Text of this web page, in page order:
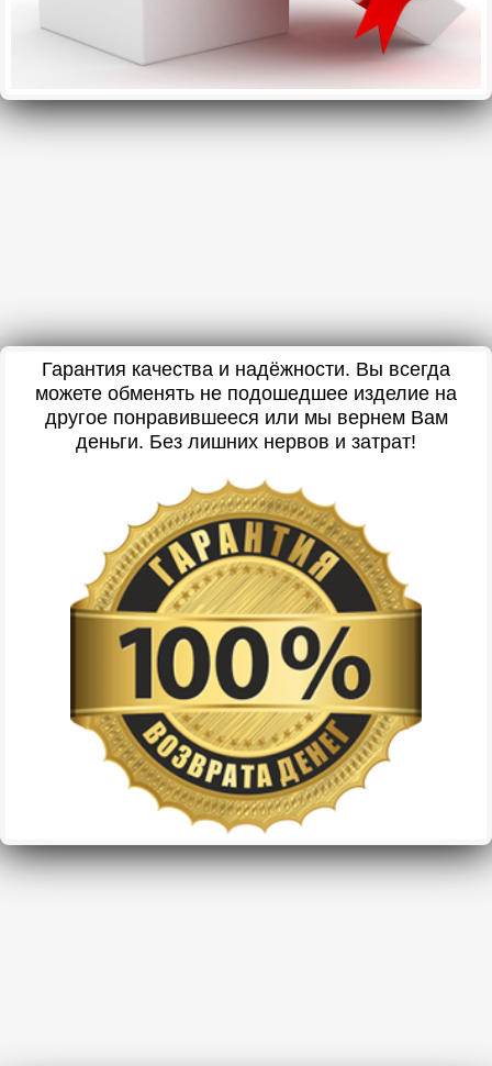
Гарантия качества и надёжности. Вы всегда
можете обменять не подошедшее изделие на
другое понравившееся или мы вернем Вам
деньги. Без лишних нервов и затрат!